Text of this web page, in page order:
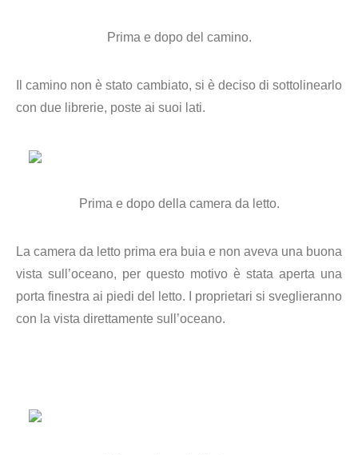
Prima e dopo del camino.
Il camino non è stato cambiato, si è deciso di sottolinearlo
con due librerie, poste ai suoi lati.
Prima e dopo della camera da letto.
La camera da letto prima era buia e non aveva una buona
vista sull’oceano, per questo motivo è stata aperta una
porta finestra ai piedi del letto. I proprietari si sveglieranno
con la vista direttamente sull’oceano.